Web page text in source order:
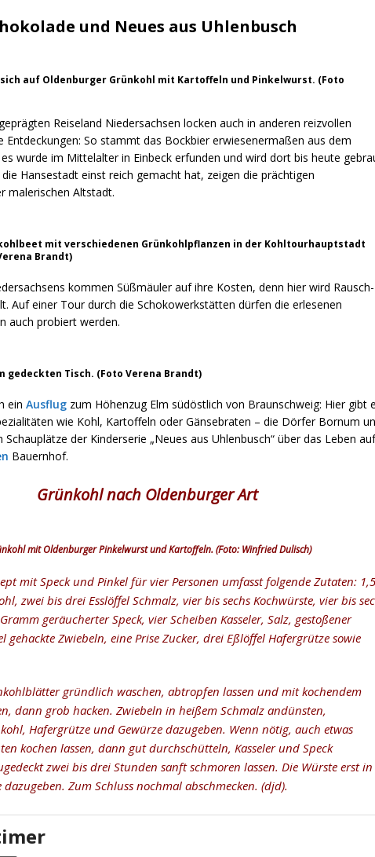
und Neues aus Uhlenbusch
auf Oldenburger Grünkohl mit Kartoffeln und Pinkelwurst. (Foto
Reiseland Niedersachsen locken auch in anderen reizvollen
Entdeckungen: So stammt das Bockbier erwiesenermaßen aus dem
wurde im Mittelalter in Einbeck erfunden und wird dort bis heute
Hansestadt einst reich gemacht hat, zeigen die prächtigen
malerischen Altstadt.
mit verschiedenen Grünkohlpflanzen in der Kohltourhauptstadt
Brandt)
kommen Süßmäuler auf ihre Kosten, denn hier wird Rausch-
Auf einer Tour durch die Schokowerkstätten dürfen die erlesenen
auch probiert werden.
gedeckten Tisch. (Foto Verena Brandt)
ein Ausflugzum Höhenzug Elm südöstlich von Braunschweig: Hier gibt
wie Kohl, Kartoffeln oder Gänsebraten – die Dörfer Bornum
der Kinderserie „Neues aus Uhlenbusch“ über das Leben auf
Bauernhof.
Grünkohl nach Oldenburger Art
mit Oldenburger Pinkelwurst und Kartoffeln. (Foto: Winfried Dulisch)
mit Speck und Pinkel für vier Personen umfasst folgende Zutaten: 1,5
zwei bis drei Esslöffel Schmalz, vier bis sechs Kochwürste, vier bis
geräucherter Speck, vier Scheiben Kasseler, Salz, gestoßener
gehackte Zwiebeln, eine Prise Zucker, drei Eßlöffel Hafergrütze sowie
gründlich waschen, abtropfen lassen und mit kochendem
dann grob hacken. Zwiebeln in heißem Schmalz andünsten,
Hafergrütze und Gewürze dazugeben. Wenn nötig, auch etwas
kochen lassen, dann gut durchschütteln, Kasseler und Speck
zwei bis drei Stunden sanft schmoren lassen. Die Würste erst in
Zum Schluss nochmal abschmecken. (djd).